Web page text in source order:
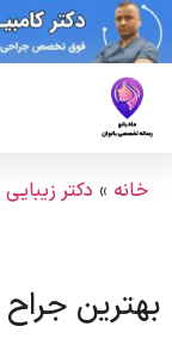
خانه » دکتر
بهترین